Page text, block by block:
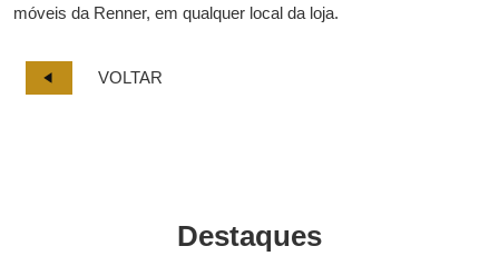
móveis da Renner, em qualquer local da loja.
VOLTAR
Destaques